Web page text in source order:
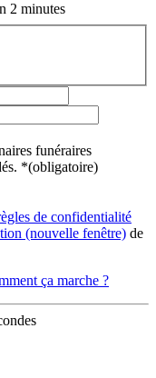
2 minutes
funéraires
*(obligatoire)
de confidentialité
(nouvelle fenêtre) de
ça marche ?